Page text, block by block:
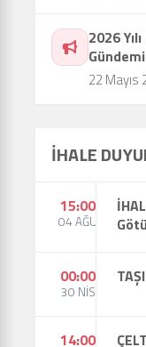
2026
Gündemi
22 Mayıs
İHALE
15:00
04 AĞU
00:00
30 NİS
14:00